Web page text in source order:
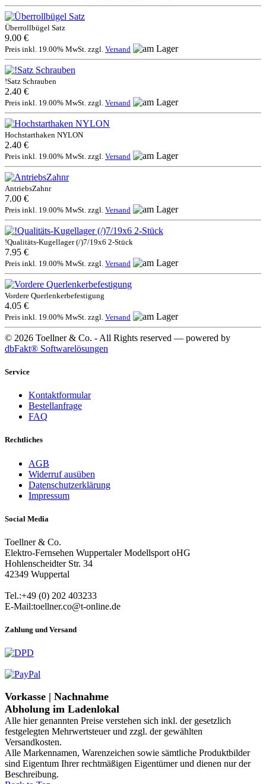
Überrollbügel Satz
9.00 €
Preis inkl. 19.00% MwSt. zzgl. Versand
!Satz Schrauben
2.40 €
Preis inkl. 19.00% MwSt. zzgl. Versand
Hochstarthaken NYLON
2.40 €
Preis inkl. 19.00% MwSt. zzgl. Versand
AntriebsZahnr
7.00 €
Preis inkl. 19.00% MwSt. zzgl. Versand
!Qualitäts-Kugellager (/)7/19x6 2-Stück
7.95 €
Preis inkl. 19.00% MwSt. zzgl. Versand
Vordere Querlenkerbefestigung
4.05 €
Preis inkl. 19.00% MwSt. zzgl. Versand
© 2026 Toellner & Co. - All Rights reserved — powered by
dbFakt® Softwarelösungen
Service
Kontaktformular
Bestellanfrage
FAQ
Rechtliches
AGB
Widerruf ausüben
Datenschutzerklärung
Impressum
Social Media
Toellner & Co.
Elektro-Fernsehen Wuppertaler Modellsport oHG
Hohlenscheidter Str. 34
42349 Wuppertal
Tel.:+49 (0) 202 403233
E-Mail:toellner.co@t-online.de
Zahlung und Versand
Vorkasse | Nachnahme
Abholung im Ladenlokal
Alle hier genannten Preise verstehen sich inkl. der gesetzlich
festgelegten Mehrwertsteuer und zzgl. der gewählten
Versandkosten.
Alle Markennamen, Warenzeichen sowie sämtliche Produktbilder
sind Eigentum Ihrer rechtmäßigen Eigentümer und dienen nur der
Beschreibung.